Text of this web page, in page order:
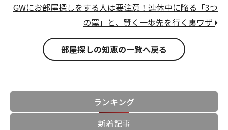
GWにお部屋探しをする人は要注意！連休中に陥る「3つ
の罠」と、賢く一歩先を行く裏ワザ
部屋探しの知恵の一覧へ戻る
ランキング
新着記事